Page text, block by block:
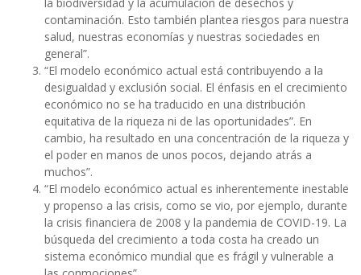
contaminación. Esto también plantea riesgos para nuestra
salud, nuestras economías y nuestras sociedades en
general”.
“El modelo económico actual está contribuyendo a la
desigualdad y exclusión social. El énfasis en el crecimiento
económico no se ha traducido en una distribución
equitativa de la riqueza ni de las oportunidades”. En
cambio, ha resultado en una concentración de la riqueza y
el poder en manos de unos pocos, dejando atrás a
muchos”.
“El modelo económico actual es inherentemente inestable
y propenso a las crisis, como se vio, por ejemplo, durante
la crisis financiera de 2008 y la pandemia de COVID-19. La
búsqueda del crecimiento a toda costa ha creado un
sistema económico mundial que es frágil y vulnerable a